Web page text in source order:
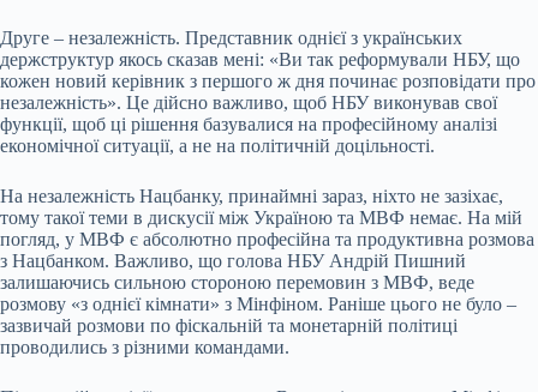
Друге – незалежність. Представник однієї з українських
держструктур якось сказав мені: «Ви так реформували НБУ, що
кожен новий керівник з першого ж дня починає розповідати про
незалежність». Це дійсно важливо, щоб НБУ виконував свої
функції, щоб ці рішення базувалися на професійному аналізі
економічної ситуації, а не на політичній доцільності.
На незалежність Нацбанку, принаймні зараз, ніхто не зазіхає,
тому такої теми в дискусії між Україною та МВФ немає. На мій
погляд, у МВФ є абсолютно професійна та продуктивна розмова
з Нацбанком. Важливо, що голова НБУ Андрій Пишний
залишаючись сильною стороною перемовин з МВФ, веде
розмову «з однієї кімнати» з Мінфіном. Раніше цього не було –
зазвичай розмови по фіскальній та монетарній політиці
проводились з різними командами.